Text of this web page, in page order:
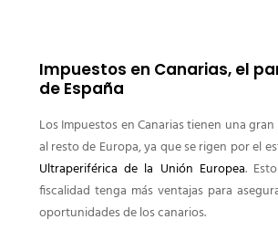
Impuestos en Canarias, el
de España
Los Impuestos en Canarias tienen una
al resto de Europa, ya que se rigen por el
Ultraperiférica de la Unión Europea.
fiscalidad tenga más ventajas para
oportunidades de los canarios.